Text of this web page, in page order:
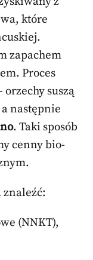
które
zapachem
Proces
suszą
a następnie
. Taki sposób
cenny bio-
znaleźć:
(NNKT),